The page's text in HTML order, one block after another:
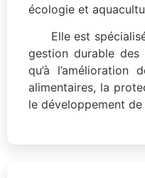
écologie et
Elle est
gestion durable des
qu’à
alimentaires, la
le développement de